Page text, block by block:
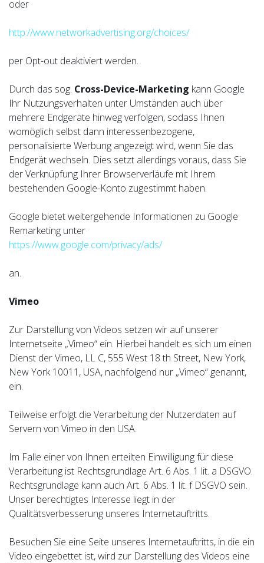
oder
http://www.networkadvertising.org/choices/
per Opt-out deaktiviert werden.
Durch das sog. Cross-Device-Marketing kann Google
Ihr Nutzungsverhalten unter Umständen auch über
mehrere Endgeräte hinweg verfolgen, sodass Ihnen
womöglich selbst dann interessenbezogene,
personalisierte Werbung angezeigt wird, wenn Sie das
Endgerät wechseln. Dies setzt allerdings voraus, dass Sie
der Verknüpfung Ihrer Browserverläufe mit Ihrem
bestehenden Google-Konto zugestimmt haben.
Google bietet weitergehende Informationen zu Google
Remarketing unter
https://www.google.com/privacy/ads/
an.
Vimeo
Zur Darstellung von Videos setzen wir auf unserer
Internetseite „Vimeo“ ein. Hierbei handelt es sich um einen
Dienst der Vimeo, LL C, 555 West 18 th Street, New York,
New York 10011, USA, nachfolgend nur „Vimeo“ genannt,
ein.
Teilweise erfolgt die Verarbeitung der Nutzerdaten auf
Servern von Vimeo in den USA.
Im Falle einer von Ihnen erteilten Einwilligung für diese
Verarbeitung ist Rechtsgrundlage Art. 6 Abs. 1 lit. a DSGVO.
Rechtsgrundlage kann auch Art. 6 Abs. 1 lit. f DSGVO sein.
Unser berechtigtes Interesse liegt in der
Qualitätsverbesserung unseres Internetauftritts.
Besuchen Sie eine Seite unseres Internetauftritts, in die ein
Video eingebettet ist, wird zur Darstellung des Videos eine